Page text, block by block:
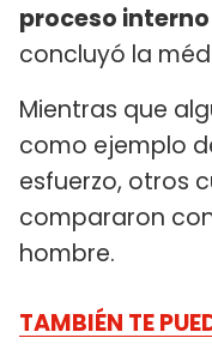
proceso
concluyó la
Mientras que
como ejemplo
esfuerzo, otros
compararon
hombre.
TAMBIÉN TE